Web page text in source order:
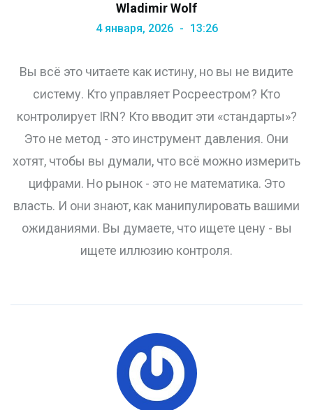
Wladimir Wolf
4 января, 2026 13:26
Вы всё это читаете как истину, но вы не видите
систему. Кто управляет Росреестром? Кто
контролирует IRN? Кто вводит эти «стандарты»?
Это не метод - это инструмент давления. Они
хотят, чтобы вы думали, что всё можно измерить
цифрами. Но рынок - это не математика. Это
власть. И они знают, как манипулировать вашими
ожиданиями. Вы думаете, что ищете цену - вы
ищете иллюзию контроля.